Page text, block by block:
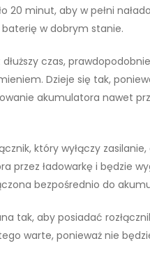
20 minut, aby w pełni
w dobrym stanie.
czas,
Dzieje się tak,
akumulatora nawet
który wyłączy
przez ładowarkę i będzie
bezpośrednio do
tak, aby posiadać
warte, ponieważ nie